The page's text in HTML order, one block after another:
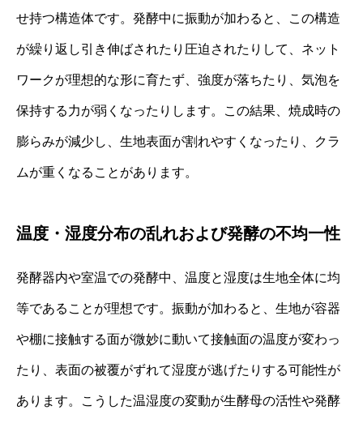
せ持つ構造体です。発酵中に振動が加わると、この構造
が繰り返し引き伸ばされたり圧迫されたりして、ネット
ワークが理想的な形に育たず、強度が落ちたり、気泡を
保持する力が弱くなったりします。この結果、焼成時の
膨らみが減少し、生地表面が割れやすくなったり、クラ
ムが重くなることがあります。
温度・湿度分布の乱れおよび発酵の不均一性
発酵器内や室温での発酵中、温度と湿度は生地全体に均
等であることが理想です。振動が加わると、生地が容器
や棚に接触する面が微妙に動いて接触面の温度が変わっ
たり、表面の被覆がずれて湿度が逃げたりする可能性が
あります。こうした温湿度の変動が生酵母の活性や発酵